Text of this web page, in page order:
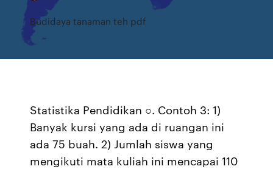
Budidaya tanaman teh pdf
Statistika Pendidikan ○. Contoh 3: 1)
Banyak kursi yang ada di ruangan ini
ada 75 buah. 2) Jumlah siswa yang
mengikuti mata kuliah ini mencapai 110